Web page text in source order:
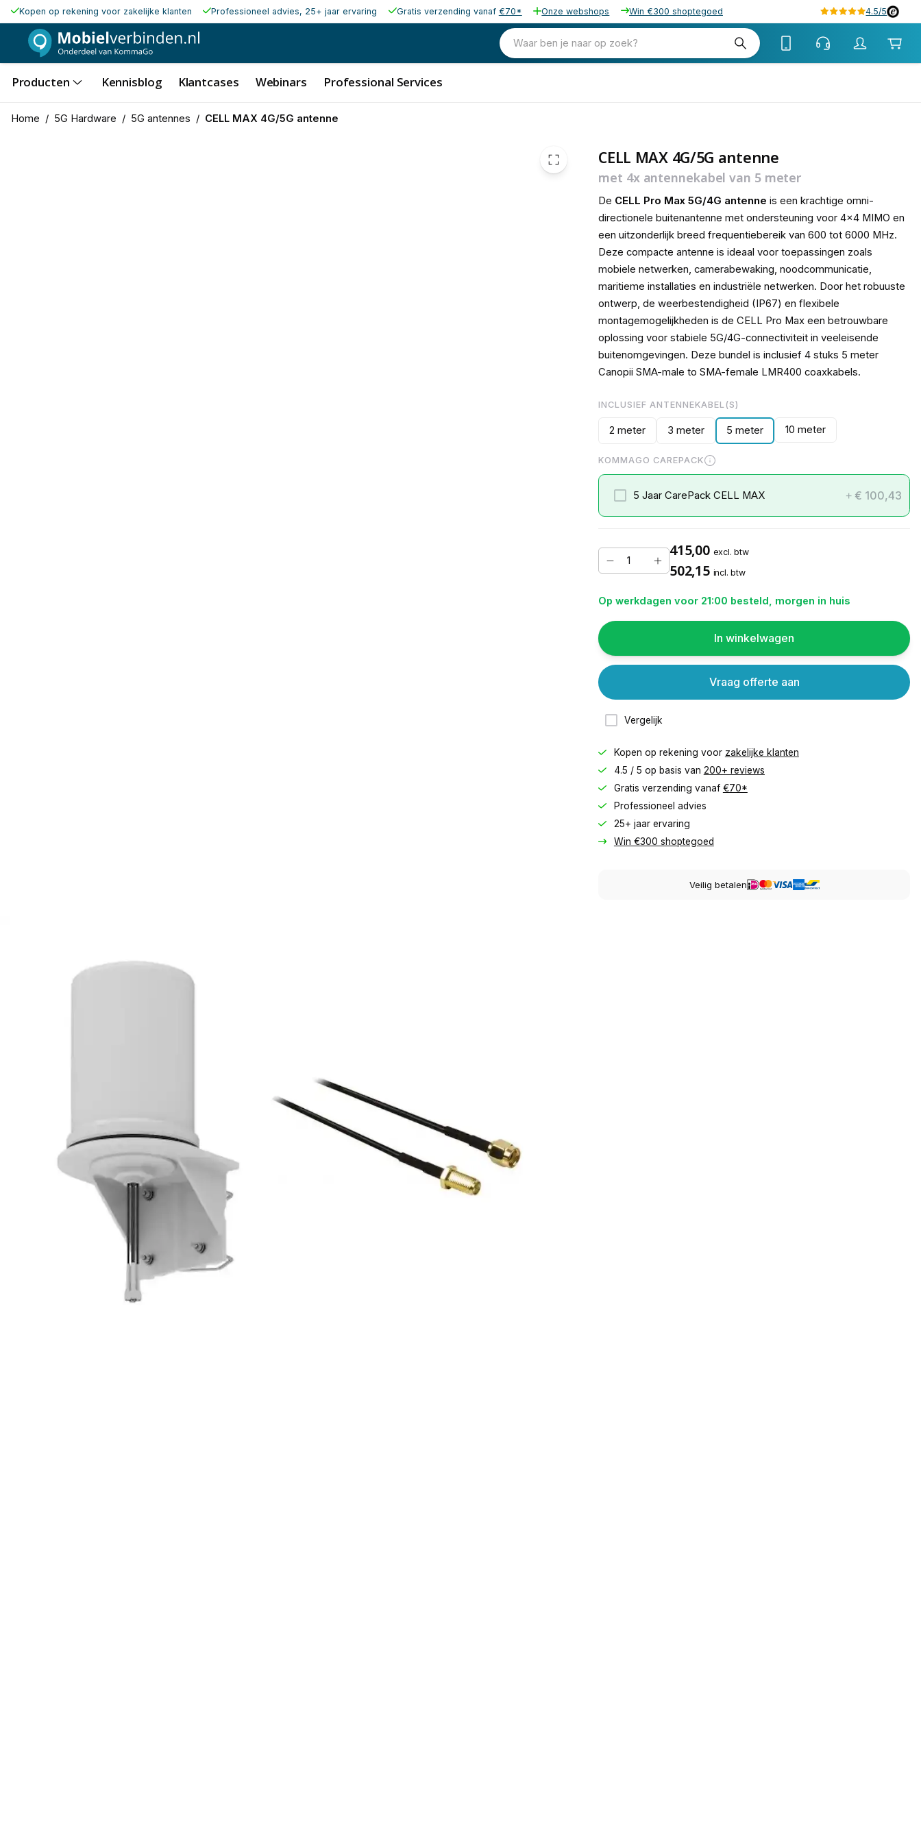
Kopen op rekening voor zakelijke klanten Professioneel advies, 25+ jaar ervaring Gratis verzending vanaf €70* Onze webshops Win €300 shoptegoed 4.5/5
Waar ben je naar op zoek?
Producten Kennisblog Klantcases Webinars Professional Services
Home / 5G Hardware / 5G antennes / CELL MAX 4G/5G antenne
CELL MAX 4G/5G antenne
met 4x antennekabel van 5 meter
De CELL Pro Max 5G/4G antenne is een krachtige omni-
directionele buitenantenne met ondersteuning voor 4x4 MIMO en
een uitzonderlijk breed frequentiebereik van 600 tot 6000 MHz.
Deze compacte antenne is ideaal voor toepassingen zoals
mobiele netwerken, camerabewaking, noodcommunicatie,
maritieme installaties en industriële netwerken. Door het robuuste
ontwerp, de weerbestendigheid (IP67) en flexibele
montagemogelijkheden is de CELL Pro Max een betrouwbare
oplossing voor stabiele 5G/4G-connectiviteit in veeleisende
buitenomgevingen. Deze bundel is inclusief 4 stuks 5 meter
Canopii SMA-male to SMA-female LMR400 coaxkabels.
INCLUSIEF ANTENNEKABEL(S)
2 meter 3 meter 5 meter 10 meter
KOMMAGO CAREPACK
5 Jaar CarePack CELL MAX + € 100,43
415,00 excl. btw
502,15 incl. btw
Op werkdagen voor 21:00 besteld, morgen in huis
In winkelwagen
Vergelijk
Vraag offerte aan
Kopen op rekening voor zakelijke klanten
4.5 / 5 op basis van 200+ reviews
Gratis verzending vanaf €70*
Professioneel advies
25+ jaar ervaring
Win €300 shoptegoed
Veilig betalen
€ 415,03